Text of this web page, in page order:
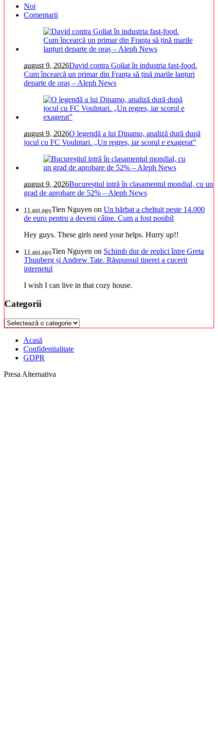
Noi
Comentarii
august 9, 2026David contra Goliat în industria fast-food.
Cum încearcă un primar din Franța să țină marile lanțuri
departe de oraș – Aleph News
august 9, 2026O legendă a lui Dinamo, analiză dură după
jocul cu FC Voulntari. „Un regres, iar scorul e exagerat”
august 9, 2026Bucureștiul intră în clasamentul mondial, cu un
grad de aprobare de 52% – Aleph News
11 ani agoTien Nguyen on Un bărbat a cheltuit peste 14.000
de euro pentru a deveni câine. Cum a fost posibil
Hey guys. These girls need your helps. Hurry up!!
11 ani agoTien Nguyen on Schimb dur de replici între Greta
Thunberg și Andrew Tate. Răspunsul tinerei a cucerit
internetul
I wish I can live in that cozy house.
Categorii
Categorii
Acasă
Confidentialitate
GDPR
Presa Alternativa